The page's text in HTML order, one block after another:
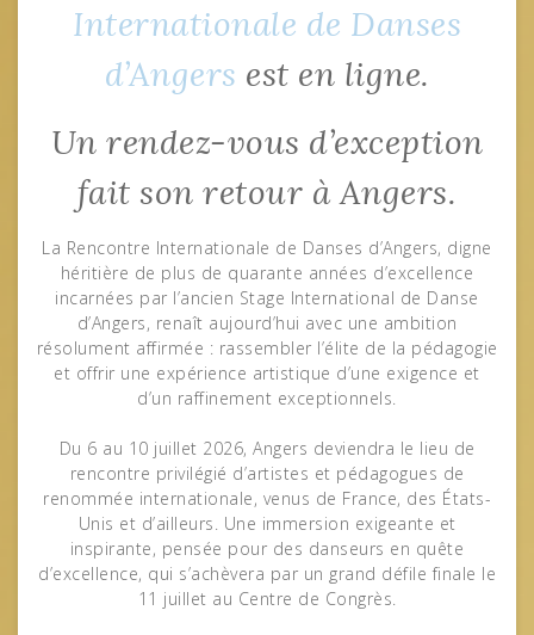
Internationale de Danses
d’Angers est en ligne.
Un rendez-vous d’exception
fait son retour à Angers.
La Rencontre Internationale de Danses d’Angers, digne
héritière de plus de quarante années d’excellence
incarnées par l’ancien Stage International de Danse
d’Angers, renaît aujourd’hui avec une ambition
résolument affirmée : rassembler l’élite de la pédagogie
et offrir une expérience artistique d’une exigence et
d’un raffinement exceptionnels.
Du 6 au 10 juillet 2026, Angers deviendra le lieu de
rencontre privilégié d’artistes et pédagogues de
renommée internationale, venus de France, des États-
Unis et d’ailleurs. Une immersion exigeante et
inspirante, pensée pour des danseurs en quête
d’excellence, qui s’achèvera par un grand défile finale le
11 juillet au Centre de Congrès.